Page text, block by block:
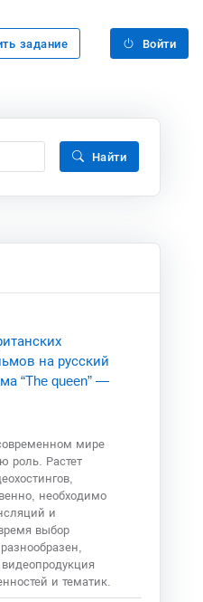
задание Войти
Найти
на русский
“The queen” —
мире
роль. Растет
необходимо
и
выбор
и тематик.